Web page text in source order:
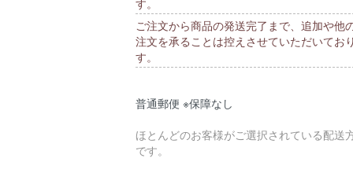
ご注文から商品の発送完了まで、追加や他
注文を承ることは控えさせていただいてお
す。
普通郵便 ※保障なし
ほとんどのお客様がご選択されている配送
です。